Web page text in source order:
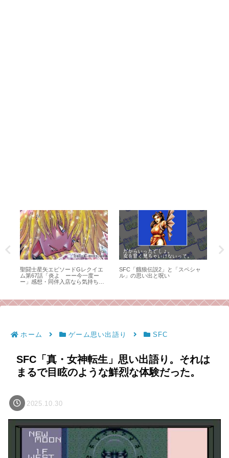
聖闘士星矢エピソードGレクイエ
ム第67話「炎よ ーー今一度ー
ー」感想・同伴入店なら気持ちも
SFC「餓狼伝説2」と「スペシャ
ル」の思い出と呪い
ホーム ゲーム思い出語り SFC
SFC「真・女神転生」思い出語り。それは
まるで目眩のような鮮烈な体験だった。
2025.10.30